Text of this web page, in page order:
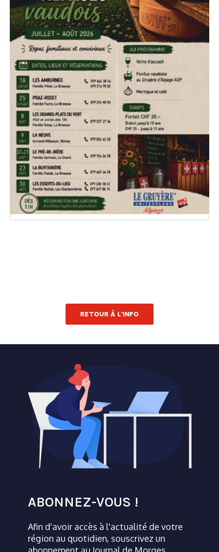
RETOUR À L'INFO
ABONNEZ-VOUS !
Afin d'avoir accès à l'actualité de votre
région au quotidien, souscrivez un